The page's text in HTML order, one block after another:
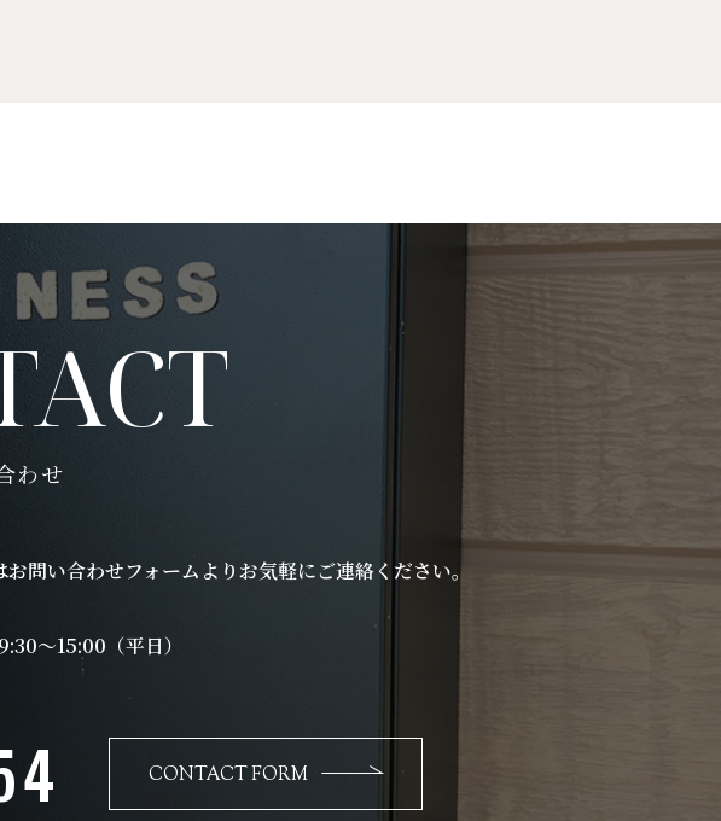
わせ
問い合わせフォームよりお気軽にご連絡ください｡
～15:00（平日）
CONTACT FORM